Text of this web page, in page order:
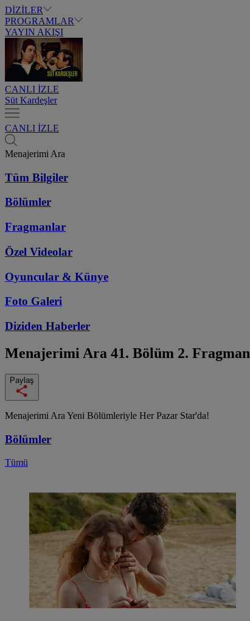
DİZİLER
PROGRAMLAR
YAYIN AKIŞI
CANLI İZLE
Süt Kardeşler
CANLI İZLE
Menajerimi Ara
Tüm Bilgiler
Bölümler
Fragmanlar
Özel Videolar
Oyuncular & Künye
Foto Galeri
Diziden Haberler
Menajerimi Ara 41. Bölüm 2. Fragman
Paylaş
Menajerimi Ara Yeni Bölümleriyle Her Pazar Star'da!
Bölümler
Tümü